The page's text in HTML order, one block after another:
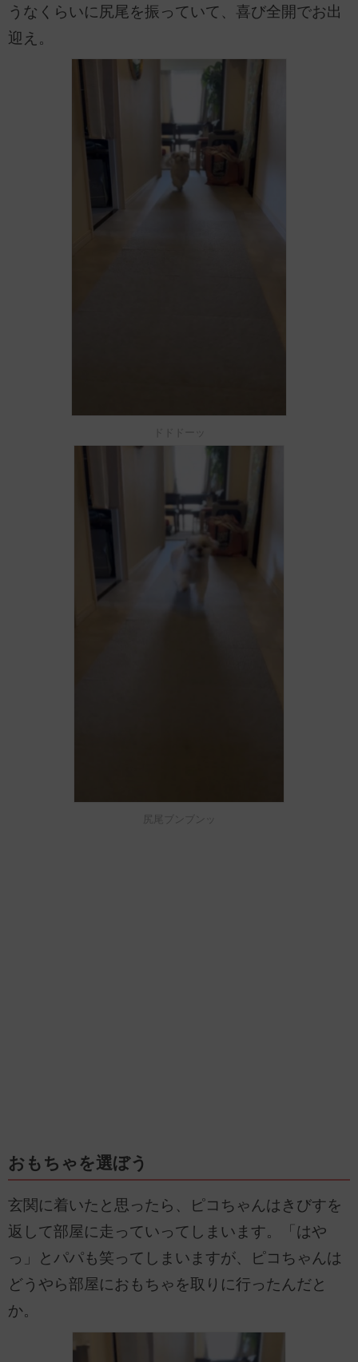
うなくらいに尻尾を振っていて、喜び全開でお出
迎え。
尻尾ブンブンッ
おもちゃを選ぼう
玄関に着いたと思ったら、ピコちゃんはきびすを
返して部屋に走っていってしまいます。「はや
っ」とパパも笑ってしまいますが、ピコちゃんは
どうやら部屋におもちゃを取りに行ったんだと
か。